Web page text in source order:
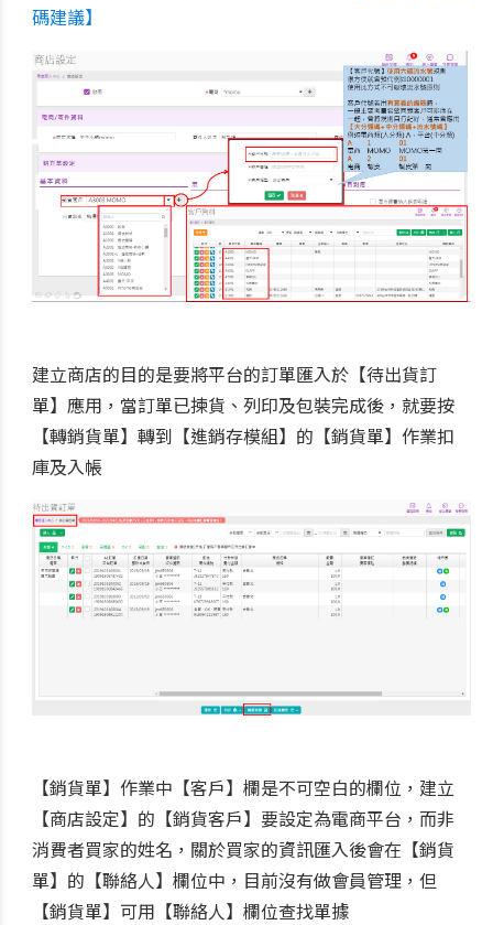
碼建議】
建立商店的目的是要將平台的訂單匯入於【待出貨訂
單】應用，當訂單已揀貨、列印及包裝完成後，就要按
【轉銷貨單】轉到【進銷存模組】的【銷貨單】作業扣
庫及入帳
【銷貨單】作業中【客戶】欄是不可空白的欄位，建立
【商店設定】的【銷貨客戶】要設定為電商平台，而非
消費者買家的姓名，關於買家的資訊匯入後會在【銷貨
單】的【聯絡人】欄位中，目前沒有做會員管理，但
【銷貨單】可用【聯絡人】欄位查找單據